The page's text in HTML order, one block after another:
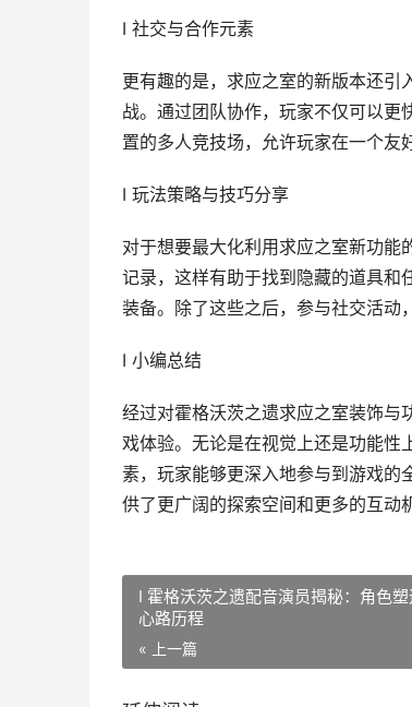
I 社交与合作元素
更有趣的是，求应之室的新版本还引
战。通过团队协作，玩家不仅可以更
置的多人竞技场，允许玩家在一个友
I 玩法策略与技巧分享
对于想要最大化利用求应之室新功能
记录，这样有助于找到隐藏的道具和
装备。除了这些之后，参与社交活动
I 小编总结
经过对霍格沃茨之遗求应之室装饰与
戏体验。无论是在视觉上还是功能性
素，玩家能够更深入地参与到游戏的
供了更广阔的探索空间和更多的互动
I 霍格沃茨之遗配音演员揭秘：角色
心路历程
« 上一篇